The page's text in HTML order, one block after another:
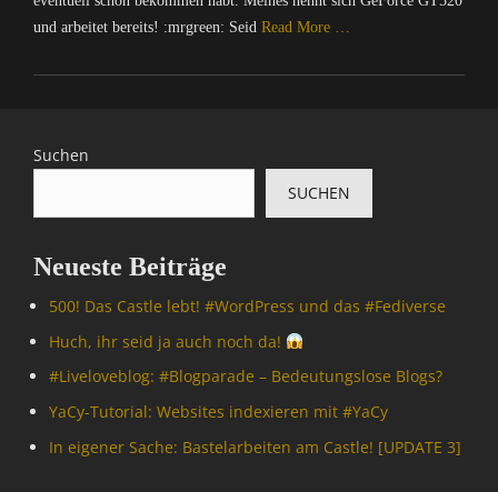
und arbeitet bereits! :mrgreen: Seid Read More …
Categories
o
m
t
o
F
h
Suchen
SUCHEN
Neueste Beiträge
500! Das Castle lebt! #WordPress und das #Fediverse
Huch, ihr seid ja auch noch da!
#Livelove­blog: #Blogparade – Bedeutungslose Blogs?
YaCy-Tutorial: Websites indexieren mit #YaCy
In eigener Sache: Bastelarbeiten am Castle! [UPDATE 3]